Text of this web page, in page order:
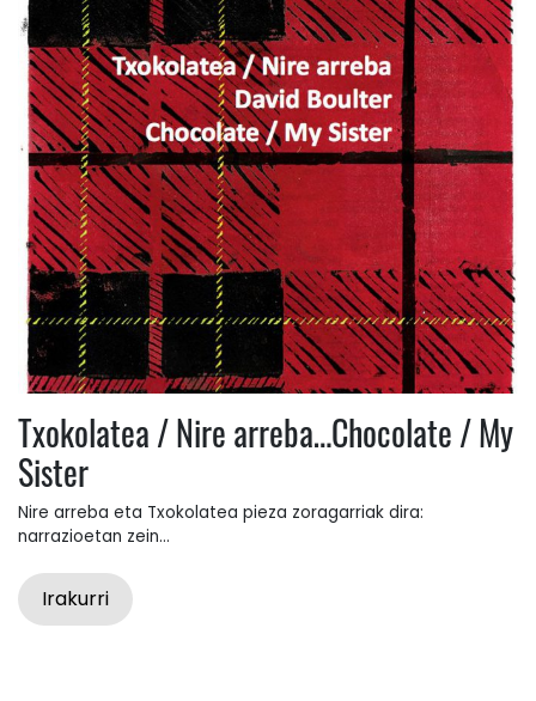
Txokolatea / Nire arreba…Chocolate / My
Sister
Nire arreba eta Txokolatea pieza zoragarriak dira:
narrazioetan zein...
Irakurri